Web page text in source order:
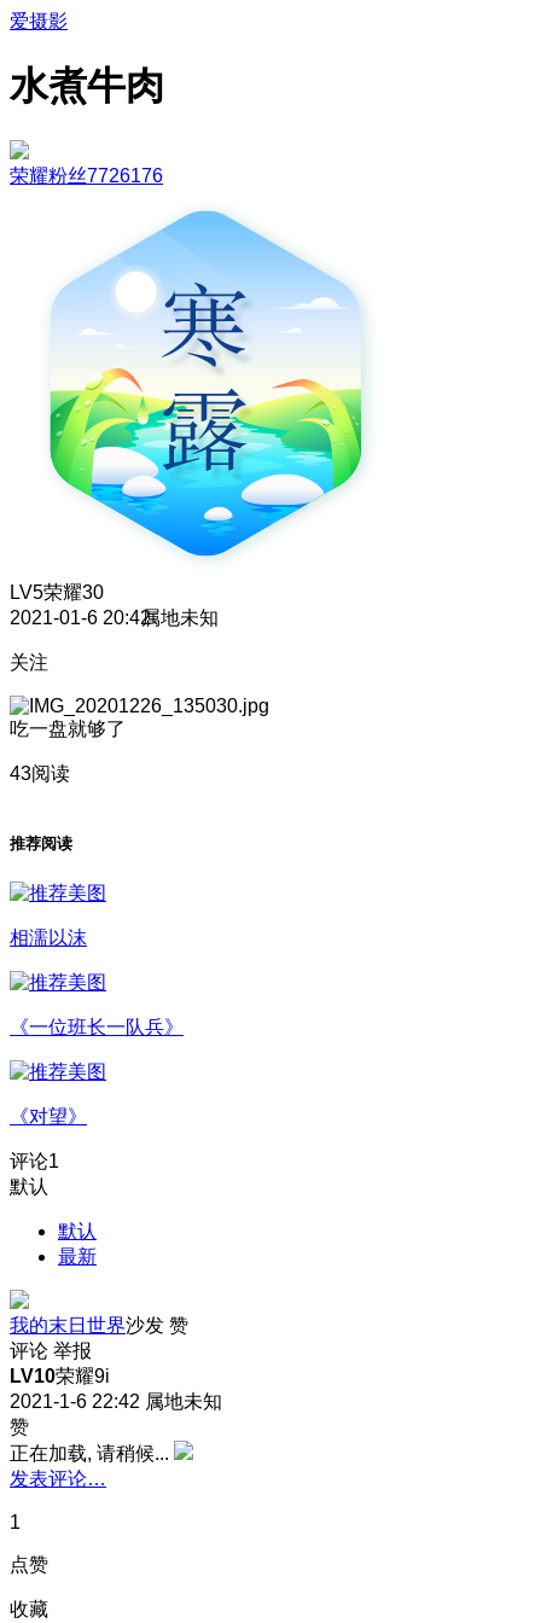
爱摄影
水煮牛肉
荣耀粉丝7726176
LV5荣耀30
2021-01-6 20:42属地未知
关注
吃一盘就够了
43阅读
推荐阅读
相濡以沫
《一位班长一队兵》
《对望》
评论1
默认
默认
最新
我的末日世界沙发 赞
评论 举报
LV10荣耀9i
2021-1-6 22:42 属地未知
赞
正在加载, 请稍候...
发表评论…
1
点赞
收藏